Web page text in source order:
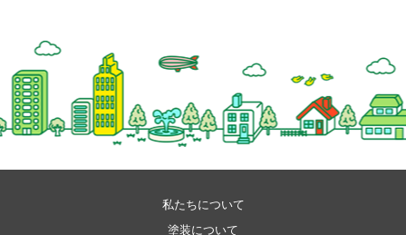
私たちについて
塗装について